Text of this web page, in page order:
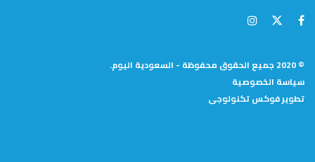
© 2020 جميع الحقوق محفوظة - السعودية اليوم.
سياسة الخصوصية
تطويرفوكس تكنولوجى